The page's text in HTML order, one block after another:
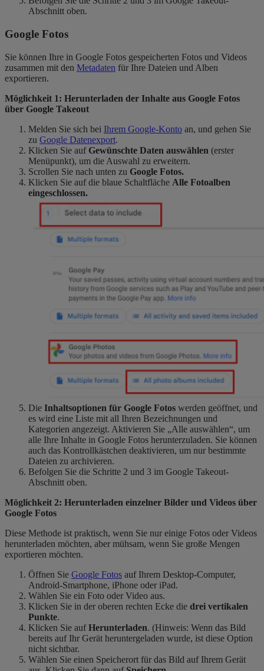
Abschnitt oben.
Google Fotos
Sie können Ihre in Google Fotos gespeicherten Fotos und Videos
zusammen mit den Metadaten für Ihre Dateien und Alben
exportieren.
Möglichkeit 1: Herunterladen der Inhalte aus Google Fotos
über Google Takeout
Melden Sie sich bei Ihrem Google-Konto an, und gehen Sie
zu Google Datenexport.
Klicken Sie auf Gewünschte Daten auswählen (erster
Menüpunkt), um die Auswahl zu erweitern.
Scrollen Sie nach unten zu Google Fotos.
Klicken Sie auf die blaue Schaltfläche Alle Fotoalben
eingeschlossen.
Die Inhaltsoptionen für Google Fotos werden geöffnet, und
es wird eine Liste mit all Ihren Bezeichnungen und
Kategorien angezeigt. Aktivieren Sie „Alle auswählen“, um
alle Ihre Inhalte in Google Fotos herunterzuladen. Sie können
auch das Kontrollkästchen deaktivieren, um nur bestimmte
Dateien zu archivieren.
Befolgen Sie die Schritte 2 und 3 im Google Takeout-
Abschnitt oben.
Möglichkeit 2: Herunterladen einzelner Bilder und Videos über
Google Fotos
Diese Methode ist praktisch, wenn Sie nur einige Fotos oder Videos
herunterladen möchten, aber mühsam, wenn Sie große Mengen
exportieren möchten.
Öffnen Sie Google Fotos auf Ihrem Desktop-Computer,
Android-Smartphone, iPhone oder iPad.
Wählen Sie ein Foto oder Video aus.
Klicken Sie in der oberen rechten Ecke die drei vertikalen
Punkte.
Klicken Sie aufHerunterladen. (Hinweis: Wenn das Bild
bereits auf Ihr Gerät heruntergeladen wurde, ist diese Option
nicht sichtbar.
Wählen Sie einen Speicherort für das Bild auf Ihrem Gerät